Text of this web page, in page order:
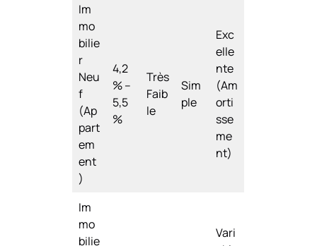
Im
mo
bilie
r
Neu
f
(Ap
part
em
ent
)
4,2
% –
5,5
%
Très
Faib
le
Sim
ple
Exc
elle
nte
(Am
orti
sse
me
nt)
Im
mo
bilie
Vari